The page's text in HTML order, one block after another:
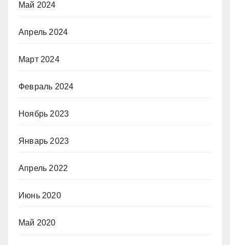
Май 2024
Апрель 2024
Март 2024
Февраль 2024
Ноябрь 2023
Январь 2023
Апрель 2022
Июнь 2020
Май 2020